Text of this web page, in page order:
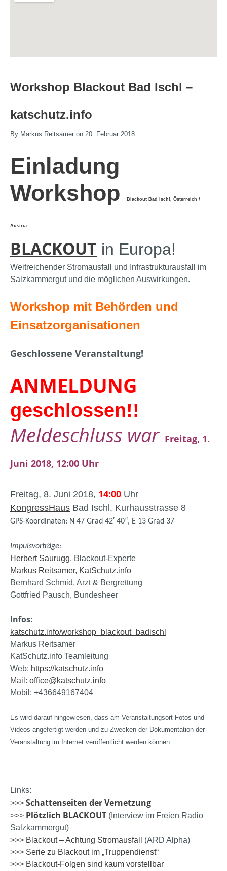
Workshop Blackout Bad Ischl –
katschutz.info
By Markus Reitsamer on 20. Februar 2018
Einladung
Workshop
Blackout Bad Ischl, Österreich /
Austria
BLACKOUT in Europa!
Weitreichender Stromausfall und Infrastrukturausfall im
Salzkammergut und die möglichen Auswirkungen.
Workshop mit Behörden und
Einsatzorganisationen
Geschlossene Veranstaltung!
ANMELDUNG
geschlossen!!
Meldeschluss war Freitag, 1.
Juni 2018, 12:00 Uhr
Freitag, 8. Juni 2018, 14:00 Uhr
KongressHaus Bad Ischl, Kurhausstrasse 8
GPS-Koordinaten: N 47 Grad 42′ 40“, E 13 Grad 37
Impulsvorträge:
Herbert Saurugg, Blackout-Experte
Markus Reitsamer, KatSchutz.info
Bernhard Schmid, Arzt & Bergrettung
Gottfried Pausch, Bundesheer
Infos:
katschutz.info/workshop_blackout_badischl
Markus Reitsamer
KatSchutz.info Teamleitung
Web: https://katschutz.info
Mail: office@katschutz.info
Mobil: +436649167404
Es wird darauf hingewiesen, dass am Veranstaltungsort Fotos und
Videos angefertigt werden und zu Zwecken der Dokumentation der
Veranstaltung im Internet veröffentlicht werden können.
Links:
>>> Schattenseiten der Vernetzung
>>> Plötzlich BLACKOUT (Interview im Freien Radio
Salzkammergut)
>>> Blackout – Achtung Stromausfall
(ARD Alpha)
>>> Serie zu Blackout im „Truppendienst“
>>> Blackout-Folgen sind kaum vorstellbar